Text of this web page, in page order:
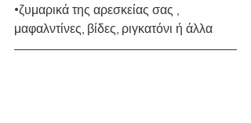
•ζυμαρικά της αρεσκείας σας ,
μαφαλντίνες, βίδες, ριγκατόνι ή άλλα